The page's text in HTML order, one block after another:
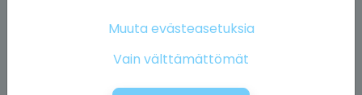
Muuta evästeasetuksia
Vain välttämättömät